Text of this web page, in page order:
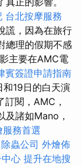
台北按摩服務
謊，因為在旅行
總理的假期不感
主要在AMC電
賓簽證申請指南
19日的白天演
訂閱，AMC，
及諸如Mano，
服務首選
除蟲公司 外燴佈
心 提升在地搜